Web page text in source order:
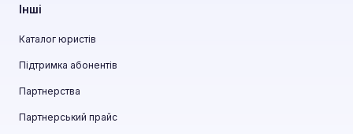
Інші
Каталог юристів
Підтримка абонентів
Партнерства
Партнерський прайс